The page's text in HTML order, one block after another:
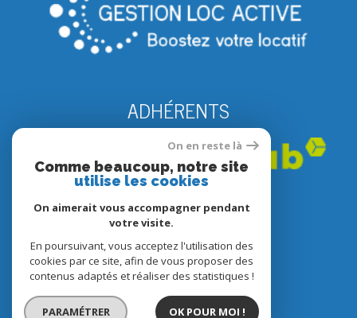
ADHÉRENTS
© 2022
Tous droits réservés
Traduction powered by Google
Nos honoraires
On en reste là
Comme beaucoup, notre site
utilise les cookies
On aimerait vous accompagner pendant
votre visite.
En poursuivant, vous acceptez l'utilisation des
cookies par ce site, afin de vous proposer des
contenus adaptés et réaliser des statistiques !
PARAMÉTRER OK POUR MOI !